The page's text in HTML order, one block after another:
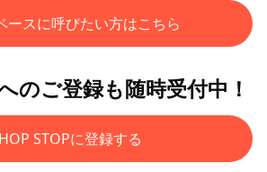
ースに呼びたい方はこちら
のご登録も随時受付中！
STOPに登録する